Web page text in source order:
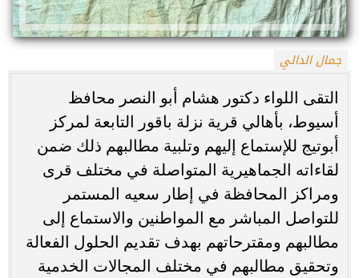
جمال الدالي
التقى اللواء دكتور هشام أبو النصر محافظ
أسيوط، بأهالي قرية نزلة باقور التابعة لمركز
أبوتيج للإستماع إليهم وتلبية مطالبهم ذلك ضمن
لقاءاته الجماهيرية المتواصلة في مختلف قرى
ومراكز المحافظة في إطار سعيه المستمر
للتواصل المباشر مع المواطنين والاستماع إلى
مطالبهم ومقترحاتهم بهدف تقديم الحلول الفعالة
وتحقيق مطالبهم في مختلف المجالات الخدمية